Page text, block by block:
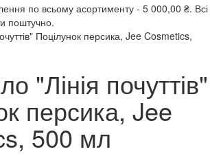
по всьому асортименту - 5 000,00 ₴. Всі
поштучно.
"Лінія почуттів"
персика, Jee
500 мл